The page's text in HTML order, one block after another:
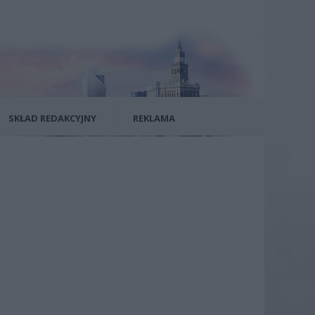
SKŁAD REDAKCYJNY REKLAMA